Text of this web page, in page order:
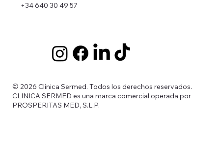
+34 640 30 49 57
© 2026 Clínica Sermed. Todos los derechos reservados.
CLINICA SERMED es una marca comercial operada por
PROSPERITAS MED, S.L.P.